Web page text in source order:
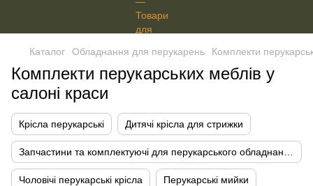
Каталог Обладнання для перукарень Комплекти
Комплекти перукарських меблів у
салоні краси
Крісла перукарські Дитячі крісла для стрижки
Чоловічі перукарські крісла Перукарські мийки